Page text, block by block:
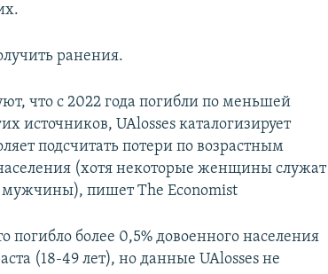
ранения.
что с 2022 года погибли по меньшей
источников, UAlosses каталогизирует
подсчитать потери по возрастным
(хотя некоторые женщины служат
мужчины), пишет The Economist
погибло более 0,5% довоенного населения
(18-49 лет), но данные UAlosses не